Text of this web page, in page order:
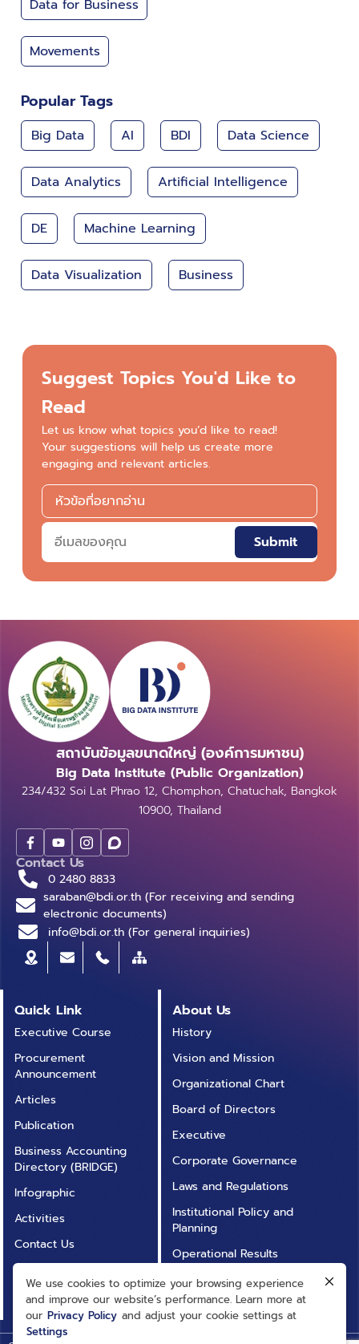
Data for Business
Movements
Popular Tags
Big Data AI BDI Data Science
Data Analytics Artificial Intelligence
DE Machine Learning
Data Visualization Business
Suggest Topics You'd Like to
Read
Let us know what topics you’d like to read!
Your suggestions will help us create more
engaging and relevant articles.
Submit
สถาบันข้อมูลขนาดใหญ่ (องค์การมหาชน)
Big Data Institute (Public Organization)
234/432 Soi Lat Phrao 12, Chomphon, Chatuchak, Bangkok
10900, Thailand
Contact Us
0 2480 8833
saraban@bdi.or.th (For receiving and sending
electronic documents)
info@bdi.or.th (For general inquiries)
Quick Link
Executive Course
Procurement
Announcement
Articles
Publication
Business Accounting
Directory (BRIDGE)
Infographic
Activities
Contact Us
Annual Report
FAQ
About Us
History
Vision and Mission
Organizational Chart
Board of Directors
Executive
Corporate Governance
Laws and Regulations
Institutional Policy and
Planning
Operational Results
Operational
Transparency (ITA)
We use cookies to optimize your browsing experience
and improve our website’s performance. Learn more at
our Privacy Policy and adjust your cookie settings at
Settings